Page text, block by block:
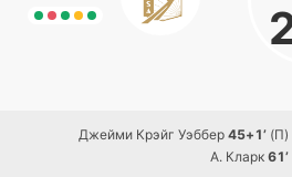
Джейми Крэйг Уэббер 45+1’ (П)
А. Кларк 61’